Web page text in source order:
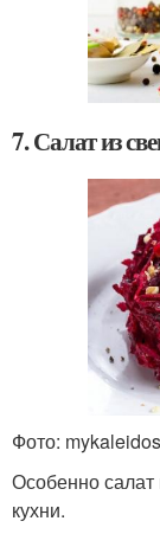
7. Салат из
Фото:
Особенно салат
кухни.